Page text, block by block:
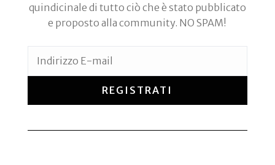
quindicinale di tutto ciò che è stato pubblicato
e proposto alla community. NO SPAM!
REGISTRATI